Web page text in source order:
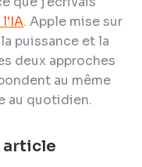
l'IA. Apple mise sur
puissance et la
deux approches
au même
au quotidien.
article